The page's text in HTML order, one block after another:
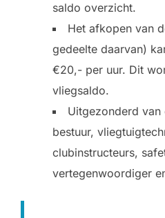
saldo overzicht.
Het afkopen van
gedeelte daarvan)
€20,- per uur. Dit
vliegsaldo.
Uitgezonderd
bestuur,
clubinstructeurs,
vertegenwoordiger